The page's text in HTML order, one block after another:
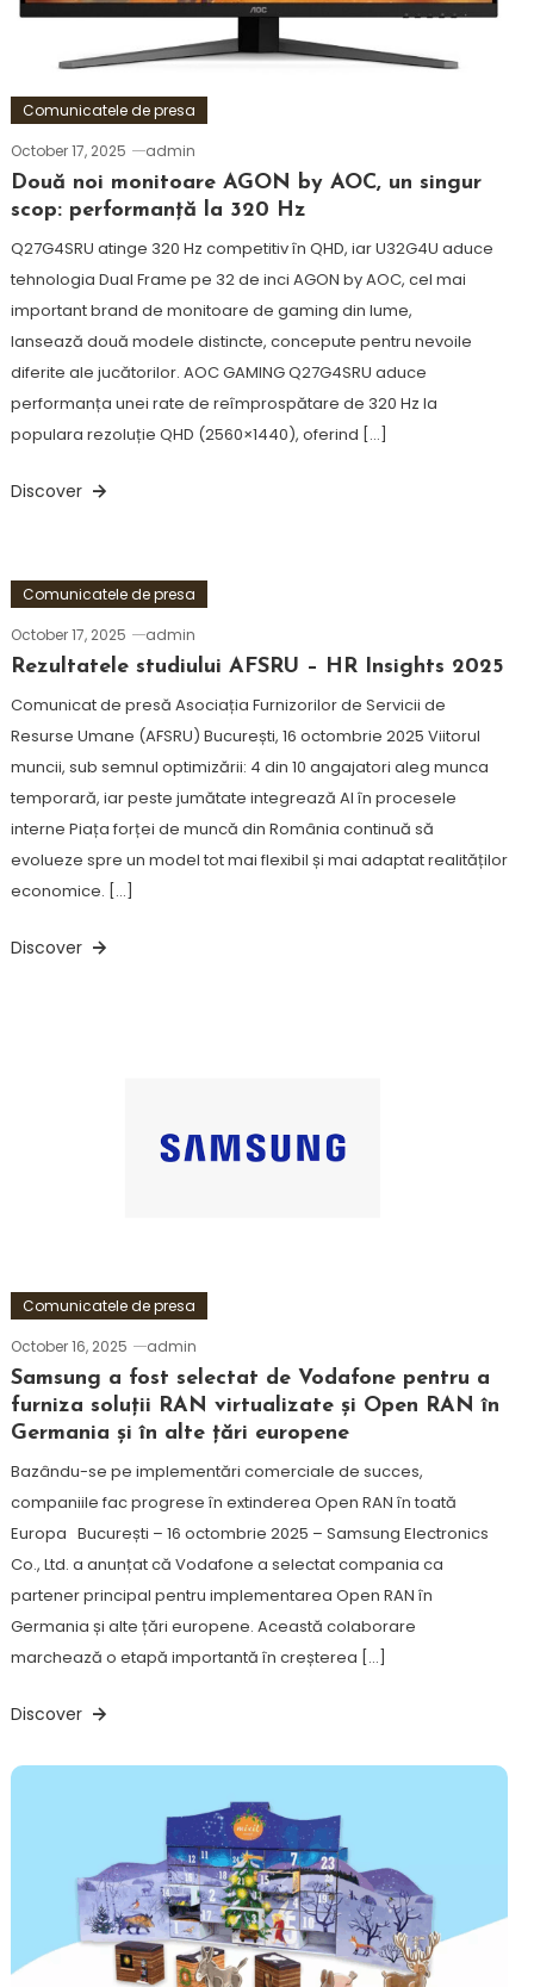
Comunicatele de presa
October 17, 2025
admin
Două noi monitoare AGON by AOC, un singur
scop: performanță la 320 Hz
Q27G4SRU atinge 320 Hz competitiv în QHD, iar U32G4U aduce
tehnologia Dual Frame pe 32 de inci AGON by AOC, cel mai
important brand de monitoare de gaming din lume,
lansează două modele distincte, concepute pentru nevoile
diferite ale jucătorilor. AOC GAMING Q27G4SRU aduce
performanța unei rate de reîmprospătare de 320 Hz la
populara rezoluție QHD (2560×1440), oferind […]
Discover
Comunicatele de presa
October 17, 2025
admin
Rezultatele studiului AFSRU – HR Insights 2025
Comunicat de presă Asociația Furnizorilor de Servicii de
Resurse Umane (AFSRU) București, 16 octombrie 2025 Viitorul
muncii, sub semnul optimizării: 4 din 10 angajatori aleg munca
temporară, iar peste jumătate integrează AI în procesele
interne Piața forței de muncă din România continuă să
evolueze spre un model tot mai flexibil și mai adaptat realităților
economice. […]
Discover
Comunicatele de presa
October 16, 2025
admin
Samsung a fost selectat de Vodafone pentru a
furniza soluții RAN virtualizate și Open RAN în
Germania și în alte țări europene
Bazându-se pe implementări comerciale de succes,
companiile fac progrese în extinderea Open RAN în toată
Europa București – 16 octombrie 2025 – Samsung Electronics
Co., Ltd. a anunțat că Vodafone a selectat compania ca
partener principal pentru implementarea Open RAN în
Germania și alte țări europene. Această colaborare
marchează o etapă importantă în creșterea […]
Discover